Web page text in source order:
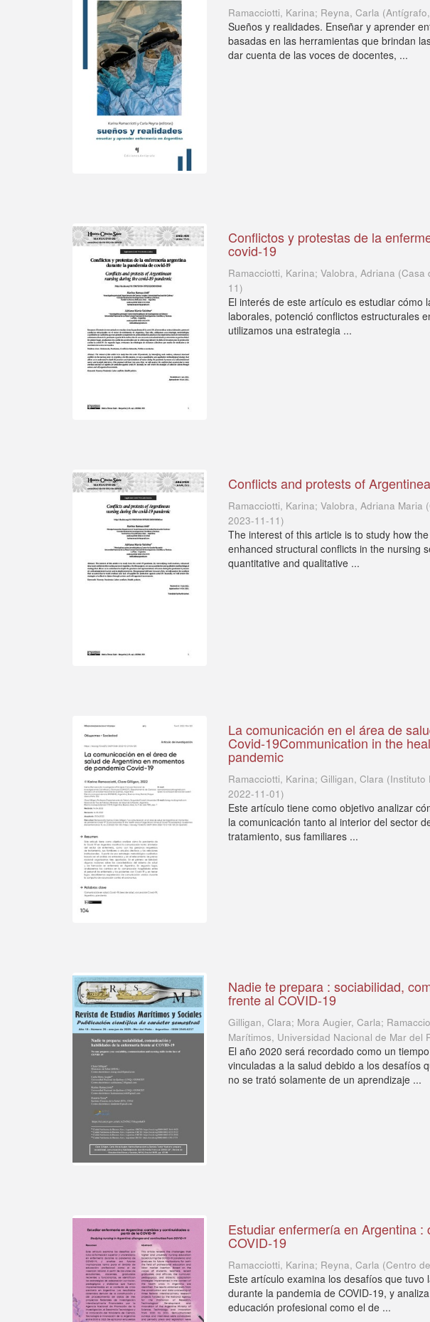
Ramacciotti, Karina; Reyna, Carla (Antígrafo
Sueños y realidades. Enseñar y aprender
basadas en las herramientas que brindan
dar cuenta de las voces de docentes, ...
Conflictos y protestas de la
covid-19
Ramacciotti, Karina; Valobra, Adriana (Casa
11)
El interés de este artículo es estudiar cómo
laborales, potenció conflictos estructurales
utilizamos una estrategia ...
Conflicts and protests of
Ramacciotti, Karina; Valobra, Adriana Maria (
2023-11-11)
The interest of this article is to study how
enhanced structural conflicts in the nursing
quantitative and qualitative ...
La comunicación en el área de
Covid-19Communication in the
pandemic
Ramacciotti, Karina; Gilligan, Clara (Instituto
2022-11-01)
Este artículo tiene como objetivo analizar
la comunicación tanto al interior del sector
tratamiento, sus familiares ...
Nadie te prepara : sociabilidad,
frente al COVID-19
Gilligan, Clara; Mora Augier, Carla;
Marítimos, Universidad Nacional de Mar del
El año 2020 será recordado como un
vinculadas a la salud debido a los desafíos
no se trató solamente de un aprendizaje ...
Estudiar enfermería en Argentina
COVID-19
Ramacciotti, Karina; Reyna, Carla (Centro
Este artículo examina los desafíos que
durante la pandemia de COVID-19, y
educación profesional como el de ...